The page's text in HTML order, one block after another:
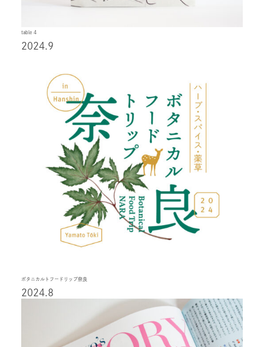
table 4
2024.9
ボタニカルトフードリップ奈良
2024.8